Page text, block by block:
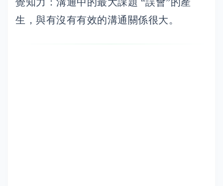
生，與有沒有有效的溝通關係很大。